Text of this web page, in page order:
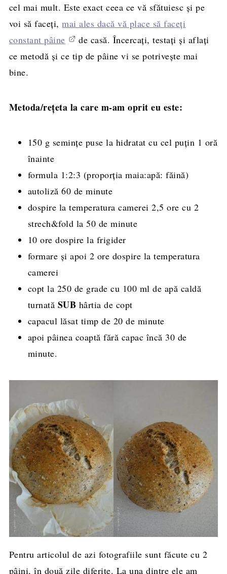
cel mai mult. Este exact ceea ce vă sfătuiesc și pe
voi să faceți,mai ales dacă vă place să faceți
constant pâine
de casă. Încercați, testați și aflați
ce metodă și ce tip de pâine vi se potrivește mai
bine.
Metoda/rețeta la care m-am oprit eu este:
150 g semințe puse la hidratat cu cel puțin 1 oră
înainte
formula 1:2:3 (proporția maia:apă: făină)
autoliză 60 de minute
dospire la temperatura camerei 2,5 ore cu 2
strech&fold la 50 de minute
10 ore dospire la frigider
formare și apoi 2 ore dospire la temperatura
camerei
copt la 250 de grade cu 100 ml de apă caldă
turnată SUB hârtia de copt
capacul lăsat timp de 20 de minute
apoi pâinea coaptă fără capac încă 30 de
minute.
Pentru articolul de azi fotografiile sunt făcute cu 2
pâini, în două zile diferite. La una dintre ele am